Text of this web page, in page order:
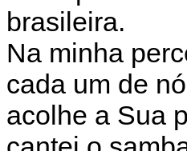
brasileira.
Na minha
cada um de
acolhe a Sua